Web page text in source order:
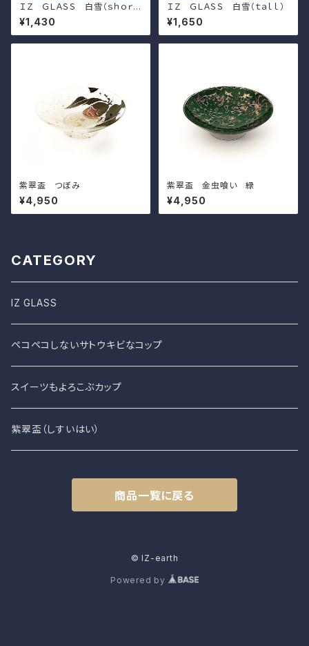
ＩＺ ＧＬＡＳＳ 白雪（ｓｈｏｒ
ｔ）
¥1,430
ＩＺ ＧＬＡＳＳ 白雪（ｔａｌｌ）
¥1,650
紫翠盃 つぼみ
¥4,950
紫翠盃 金虫喰い 緑
¥4,950
CATEGORY
IZ GLASS
ペコペコしないサトウキビなコップ
スイーツもよろこぶカップ
紫翠盃（しすいはい）
商品一覧に戻る
© IZ-earth
Powered by